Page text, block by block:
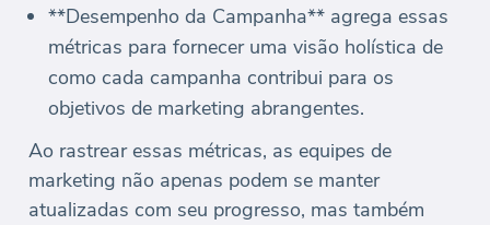
**Desempenho da Campanha** agrega essas
métricas para fornecer uma visão holística de
como cada campanha contribui para os
objetivos de marketing abrangentes.
Ao rastrear essas métricas, as equipes de
marketing não apenas podem se manter
atualizadas com seu progresso, mas também